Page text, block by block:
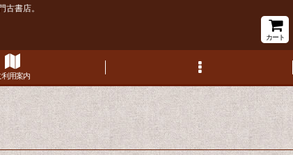
書店。
カート
利用案内